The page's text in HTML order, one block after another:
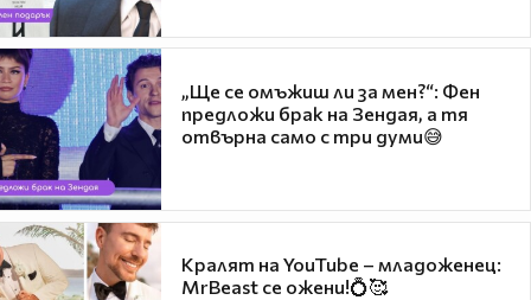
„Ще се омъжиш ли за мен?“: Фен
предложи брак на Зендая, а тя
отвърна само с три думи😅
Кралят на YouTube – младоженец:
MrBeast се ожени!💍🥰